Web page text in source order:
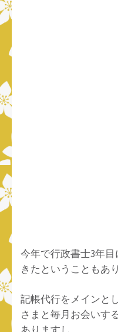
今年で行政書士3年
きたということもあ
記帳代行をメインと
さまと毎月お会いす